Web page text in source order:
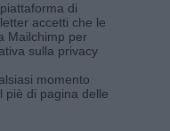
di
accetti che le
Mailchimp per
sulla privacy
momento
piè di pagina delle